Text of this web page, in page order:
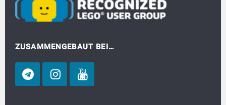
ZUSAMMENGEBAUT BEI…